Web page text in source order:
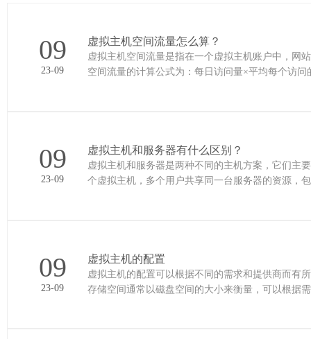
09
23-09
虚拟主机空间流量怎么算？
虚拟主机空间流量是指在一个虚拟主机账户中，网
空间流量的计算公式为：每日访问量×平均每个访
09
23-09
虚拟主机和服务器有什么区别？
虚拟主机和服务器是两种不同的主机方案，它们主要区别如下： 资源分配：虚拟主机是将一台
个虚拟主机，多个用户共享同一台服务器的资源，
09
23-09
虚拟主机的配置
虚拟主机的配置可以根据不同的需求和提供商而有所不同，以
存储空间通常以磁盘空间的大小来衡量，可以根据